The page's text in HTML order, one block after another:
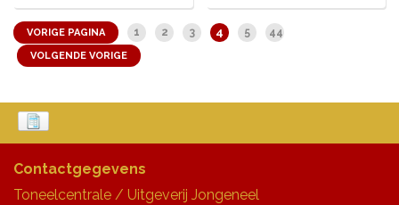
VORIGE PAGINA 1 2 3 4 5 44
VOLGENDE VORIGE
Contactgegevens
Toneelcentrale / Uitgeverij Jongeneel